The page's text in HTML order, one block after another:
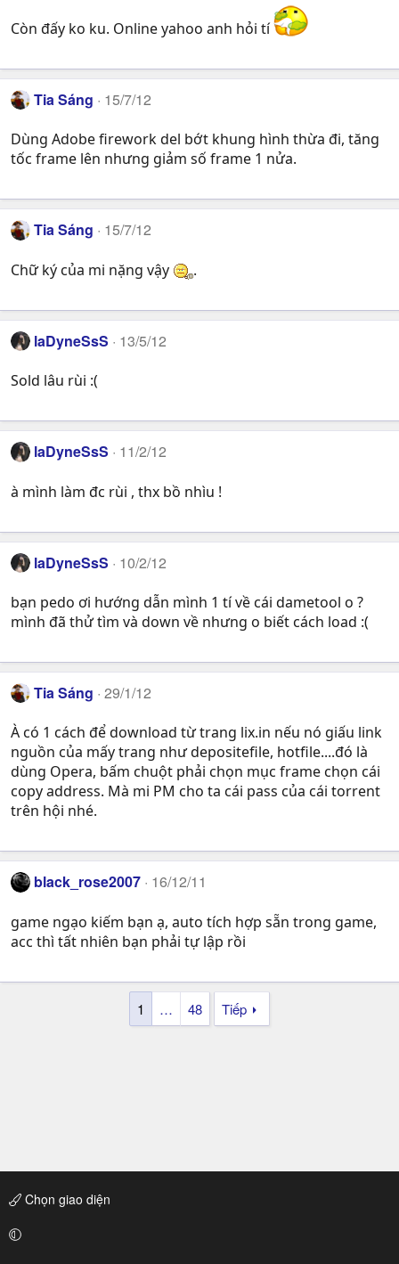
Còn đấy ko ku. Online yahoo anh hỏi tí
Tia Sáng 15/7/12
Dùng Adobe firework del bớt khung hình thừa đi, tăng
tốc frame lên nhưng giảm số frame 1 nửa.
Tia Sáng 15/7/12
Chữ ký của mi nặng vậy .
laDyneSsS 13/5/12
Sold lâu rùi :(
laDyneSsS 11/2/12
à mình làm đc rùi , thx bồ nhìu !
laDyneSsS 10/2/12
bạn pedo ơi hướng dẫn mình 1 tí về cái dametool o ?
mình đã thử tìm và down về nhưng o biết cách load :(
Tia Sáng 29/1/12
À có 1 cách để download từ trang lix.in nếu nó giấu link
nguồn của mấy trang như depositefile, hotfile....đó là
dùng Opera, bấm chuột phải chọn mục frame chọn cái
copy address. Mà mi PM cho ta cái pass của cái torrent
trên hội nhé.
black_rose2007 16/12/11
game ngạo kiếm bạn ạ, auto tích hợp sẵn trong game,
acc thì tất nhiên bạn phải tự lập rồi
1 … 48 Tiếp
Chọn giao diện